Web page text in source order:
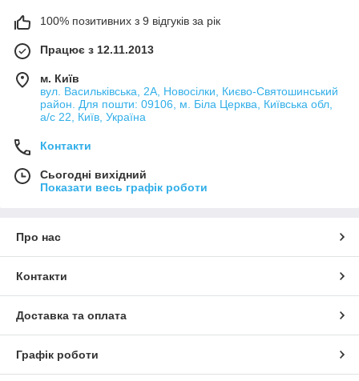
100% позитивних з 9 відгуків за рік
Працює з 12.11.2013
м. Київ
вул. Васильківська, 2А, Новосілки, Києво-Святошинський
район. Для пошти: 09106, м. Біла Церква, Київська обл,
а/с 22, Київ, Україна
Контакти
Сьогодні вихідний
Показати весь графік роботи
Про нас
Контакти
Доставка та оплата
Графік роботи